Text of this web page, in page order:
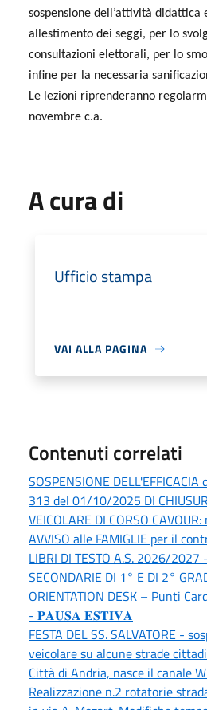
sospensione dell’attività didattica
allestimento dei seggi, per lo
consultazioni elettorali, per lo
infine per la necessaria
Le lezioni riprenderanno
novembre c.a.
A cura di
Ufficio stampa
VAI ALLA PAGINA
Contenuti correlati
SOSPENSIONE
313 del 01/10/2025 DI
VEICOLARE DI CORSO
AVVISO alle FAMIGLIE per il
LIBRI DI TESTO A.S. 2026/2027
SECONDARIE DI 1° E DI 2°
ORIENTATION DESK – Punti
- 𝐏𝐀𝐔𝐒𝐀 𝐄𝐒𝐓𝐈𝐕𝐀
FESTA DEL SS. SALVATORE -
veicolare su alcune strade
Città di Andria, nasce il canale
Realizzazione n.2 rotatorie